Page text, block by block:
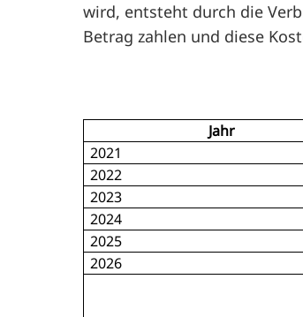
wird, entsteht durch die
Betrag zahlen und diese
Jahr
2021
2022
2023
2024
2025
2026